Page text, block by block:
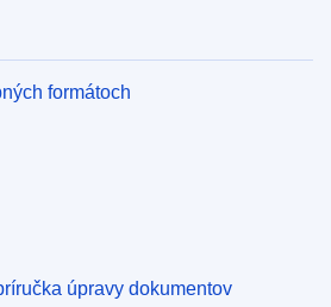
formátoch
úpravy dokumentov